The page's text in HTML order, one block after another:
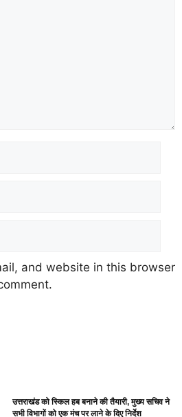
and website in this browser
उत्तराखंड को स्किल हब बनाने की तैयारी, मुख्य सचिव ने
सभी विभागों को एक मंच पर लाने के दिए निर्देश